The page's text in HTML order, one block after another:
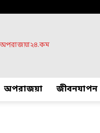
অপরাজয়া জীবনযাপন